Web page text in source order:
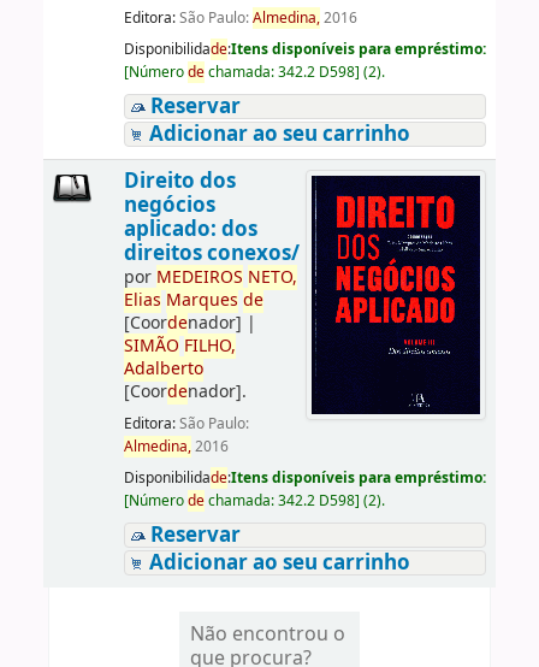
Editora:São Paulo:Almedina,2016
Disponibilidade:Itens disponíveis para empréstimo:
[Númerodechamada:342.2 D598] (2).
Reservar
Adicionar ao seu carrinho
Direito dos
negócios
aplicado: dos
direitos conexos/
por MEDEIROS NETO,
Elias Marques de
[Coordenador] |
SIMÃO FILHO,
Adalberto
[Coordenador].
Editora:São Paulo:
Almedina,2016
Disponibilidade:Itens disponíveis para empréstimo:
[Númerodechamada:342.2 D598] (2).
Reservar
Adicionar ao seu carrinho
Não encontrou o
que procura?